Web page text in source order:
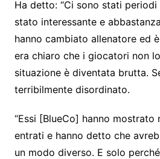
Ha detto: “Ci sono stati
stato interessante e
hanno cambiato allenatore ed
era chiaro che i giocatori non
situazione è diventata brutta.
terribilmente disordinato.
“Essi [BlueCo] hanno mostrato
entrati e hanno detto che
un modo diverso. E solo